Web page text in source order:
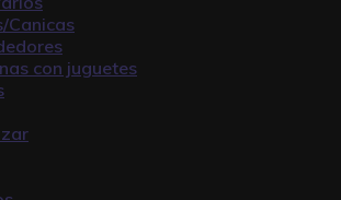
Canicas
con juguetes